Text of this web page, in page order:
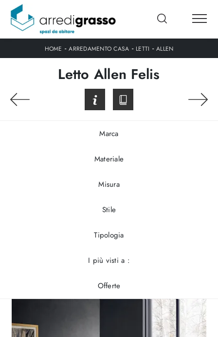
HOME -ARREDAMENTO CASA - LETTI -ALLEN
Letto Allen Felis
Marca
Materiale
Misura
Stile
Tipologia
I più visti a :
Offerte